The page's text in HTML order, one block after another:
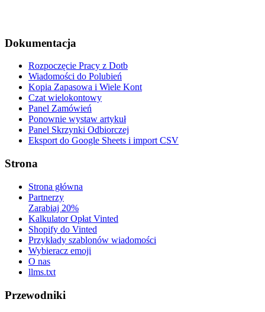
Dokumentacja
Rozpoczęcie Pracy z Dotb
Wiadomości do Polubień
Kopia Zapasowa i Wiele Kont
Czat wielokontowy
Panel Zamówień
Ponownie wystaw artykuł
Panel Skrzynki Odbiorczej
Eksport do Google Sheets i import CSV
Strona
Strona główna
Partnerzy
Zarabiaj 20%
Kalkulator Opłat Vinted
Shopify do Vinted
Przykłady szablonów wiadomości
Wybieracz emoji
O nas
llms.txt
Przewodniki